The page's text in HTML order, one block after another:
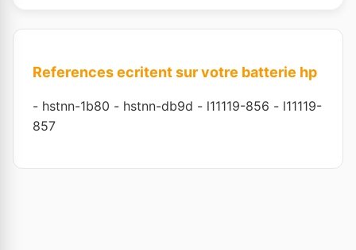
References ecritent sur votre batterie hp
- hstnn-1b80 - hstnn-db9d - l11119-856 - l11119-
857